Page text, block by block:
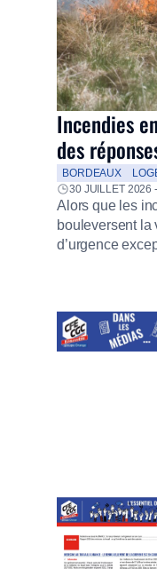
Incendies
des
BORDEAUX
30 JUILLET 2026
Alors que les
bouleversent la
d’urgence